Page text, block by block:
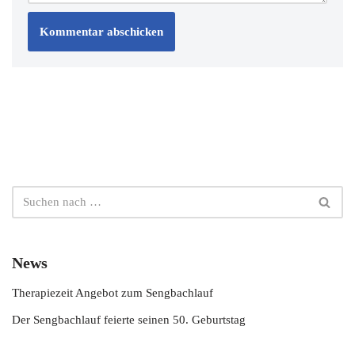
News
Therapiezeit Angebot zum Sengbachlauf
Der Sengbachlauf feierte seinen 50. Geburtstag